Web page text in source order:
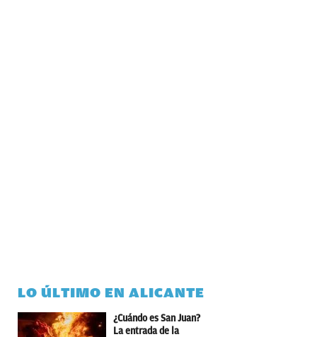
LO ÚLTIMO EN ALICANTE
¿Cuándo es San Juan?
La entrada de la